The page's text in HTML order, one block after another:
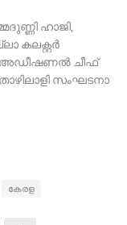
ഹാജി,
കലക്റ്റര്‍
അഡീഷണല്‍ ചീഫ്
സംഘടനാ
കേരള